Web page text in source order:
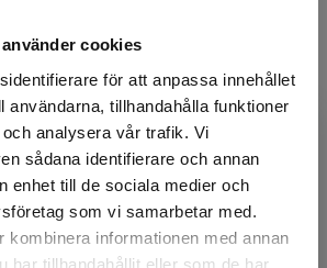
cookies
för att anpassa innehållet
användarna, tillhandahålla funktioner
analysera vår trafik. Vi
sådana identifierare och annan
enhet till de sociala medier och
som vi samarbetar med.
kombinera informationen med annan
har tillhandahållit eller som de har
fraktregion
docent på Företagsekonomiska
Uppsala universitet. Jan forskar
inom området
Ha...